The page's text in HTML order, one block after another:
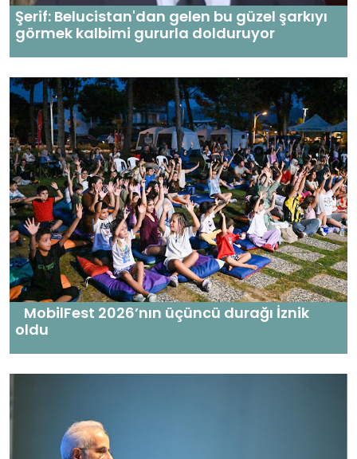
Şerif: Belucistan'dan gelen bu güzel şarkıyı
görmek kalbimi gururla dolduruyor
MobilFest 2026’nın üçüncü durağı İznik
oldu